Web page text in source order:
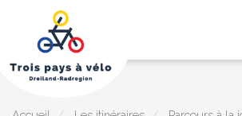
Aller
principal